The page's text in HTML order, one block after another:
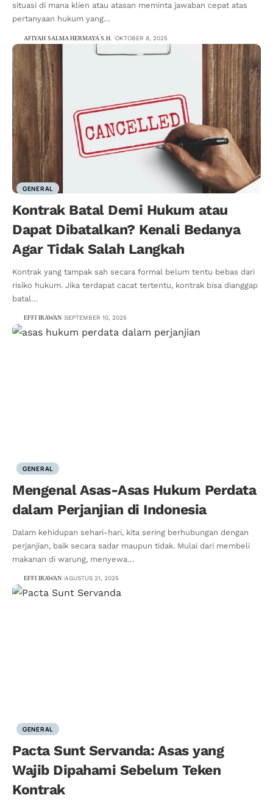
situasi di mana klien atau atasan meminta jawaban cepat atas
pertanyaan hukum yang…
AFIYAH SALMA HERMAYA S.H. OKTOBER 8, 2025
GENERAL
Kontrak Batal Demi Hukum atau
Dapat Dibatalkan? Kenali Bedanya
Agar Tidak Salah Langkah
Kontrak yang tampak sah secara formal belum tentu bebas dari
risiko hukum. Jika terdapat cacat tertentu, kontrak bisa dianggap
batal…
EFFI IRAWAN SEPTEMBER 10, 2025
GENERAL
Mengenal Asas-Asas Hukum Perdata
dalam Perjanjian di Indonesia
Dalam kehidupan sehari-hari, kita sering berhubungan dengan
perjanjian, baik secara sadar maupun tidak. Mulai dari membeli
makanan di warung, menyewa…
EFFI IRAWAN AGUSTUS 21, 2025
GENERAL
Pacta Sunt Servanda: Asas yang
Wajib Dipahami Sebelum Teken
Kontrak